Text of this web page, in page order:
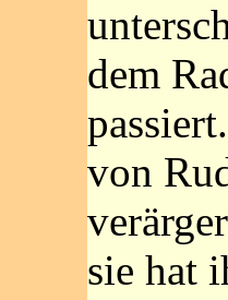
dem
von
sie hat